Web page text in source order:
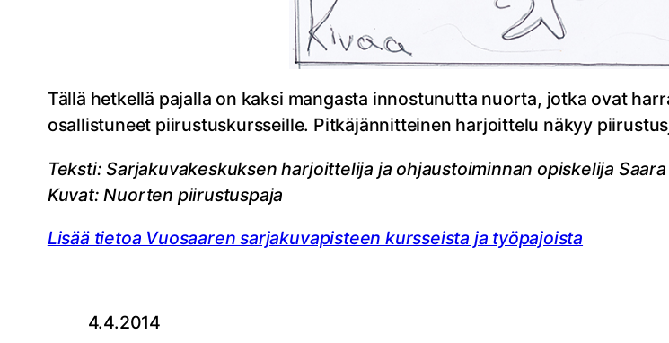
Tällä hetkellä pajalla on kaksi mangasta innostunutta nuorta, jotka ovat
osallistuneet piirustuskursseille. Pitkäjännitteinen harjoittelu näkyy
Teksti: Sarjakuvakeskuksen harjoittelija ja ohjaustoiminnan opiskelija
Kuvat: Nuorten piirustuspaja
Lisää tietoa Vuosaaren sarjakuvapisteen kursseista ja työpajoista
4.4.2014